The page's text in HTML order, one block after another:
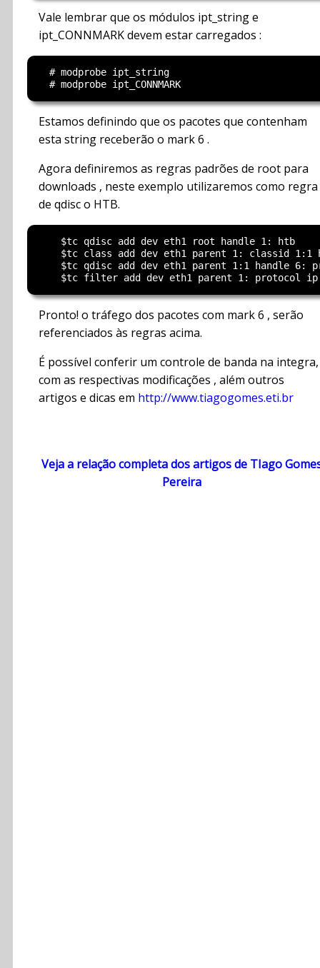
Vale lembrar que os módulos ipt_string e
ipt_CONNMARK devem estar carregados :
  # modprobe ipt_string
Estamos definindo que os pacotes que contenham
esta string receberão o mark 6 .
Agora definiremos as regras padrões de root para
downloads , neste exemplo utilizaremos como regra
de qdisc o HTB.
    $tc qdisc add dev eth1 root handle 1: htb
$tc class add dev eth1 parent 1: classid 1:1
$tc qdisc add dev eth1 parent 1:1 handle 6:
Pronto! o tráfego dos pacotes com mark 6 , serão
referenciados às regras acima.
É possível conferir um controle de banda na integra,
com as respectivas modificações , além outros
artigos e dicas em http://www.tiagogomes.eti.br
Veja a relação completa dos artigos de TIago
Pereira